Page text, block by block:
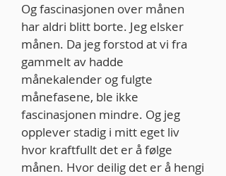
Og fascinasjonen over månen
har aldri blitt borte. Jeg elsker
månen. Da jeg forstod at vi fra
gammelt av hadde
månekalender og fulgte
månefasene, ble ikke
fascinasjonen mindre. Og jeg
opplever stadig i mitt eget liv
hvor kraftfullt det er å følge
månen. Hvor deilig det er å hengi